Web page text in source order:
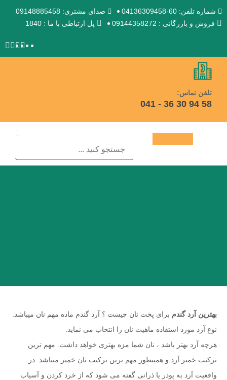
شماره تلفن: 60-04136309458
صدای مشتری: 09148885458
فروش و بازرگانی : 09144358272
پل ارتباطی با ما : 1840
تلفن تماس:
58 94 30 36 - 041
بهترین آرد گندم برای پخت نان چیست ؟ آرد گندم ماده مهم نان میباشد.
نوع آرد مورد استفاده ماهیت نان را انتخاب می نماید.
هرچه آرد بهتر باشد ، نان شما مزه بهتری خواهد داشت. مهم ترین
ترکیب خمیر آرد و همینطور مهم ترین ترکیب نان خمیر میباشد. در
واقعیت آرد به پودر یا ذراتی گفته می شود که از خرد کردن و آسیاب